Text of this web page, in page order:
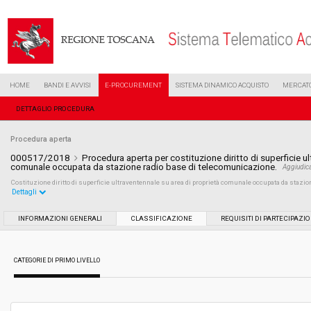
HOME BANDI E AVVISI E-PROCUREMENT SISTEMA DINAMICO ACQUISTO
DETTAGLIO PROCEDURA
Procedura aperta
000517/2018
Procedura aperta per costituzione diritto di superficie
comunale occupata da stazione radio base di telecomunicazione.
Costituzione diritto di superficie ultraventennale su area di proprietà comunale occupata da
Data pubblicazione: 17/01/2018 11:32
Dettagli
INFORMAZIONI GENERALI CLASSIFICAZIONE REQUISITI DI
CATEGORIE DI PRIMO LIVELLO